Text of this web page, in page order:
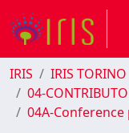
IRIS
IRIS TORINO
04-
04A-